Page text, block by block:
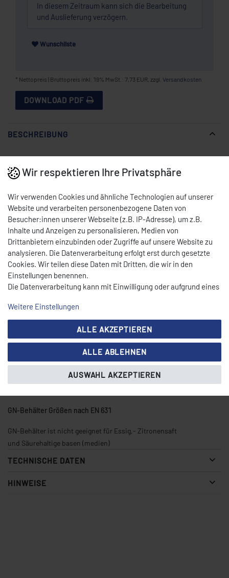
In diesem Zeitraum kann sich die Bearbeitung
und Auslieferung verzögern.
Wunschliste
* Nettopreis | Bruttopreis inkl. 19% MwSt.: 7,73 EUR, zzgl. Versandkosten
DOWNLOAD PDF
BESCHREIBUNG
GN 1/3 Behälter
Alle Behälter sind aus rostfreiem Chrom-Nickel-Edelstahl mit
elektrolythisch polierter (seiden­matter) Oberfläche und somit
perfekt geeignet für professionellen Einsatz.
Art-Nr.81302
Abmessungen17,5 x 32,5 cm
Höhe 6,5 cm
GN-Behälter Größen nach EN 631
GN-Behälter ist nicht geeignet für Essig,- Zitronensaft
und Säurehaltige basen (medien)
TECHNISCHE DATEN
HINWEISE
Wir respektieren Ihre Privatsphäre
Wir verwenden Cookies und ähnliche Technologien auf unserer
Website und verarbeiten personenbezogene Daten von
Besucher:innen unserer Webseite (z.B. IP-Adresse), um z.B.
Inhalte und Anzeigen zu personalisieren, Medien von
Drittanbietern einzubinden oder Zugriffe auf unsere Website zu
analysieren. Die Datenverarbeitung erfolgt erst durch gesetzte
Cookies. Wir teilen diese Daten mit Dritten, die wir in den
Einstellungen benennen.
Die Datenverarbeitung kann mit Einwilligung oder aufgrund eines
oder abgelehnt werden. Es besteht das Recht, nicht einzuwilligen
und die Einwilligung zu einem späteren Zeitpunkt zu ändern oder
zu widerrufen. Beachten Sie unserImpressum
Hinweise zur Verwendung personenbezogener Daten in unserer
Weitere Einstellungen
ALLE AKZEPTIEREN
ALLE ABLEHNEN
AUSWAHL AKZEPTIEREN